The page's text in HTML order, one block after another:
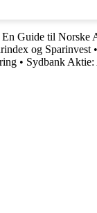
Guide til Norske
og Sparinvest •
• Sydbank